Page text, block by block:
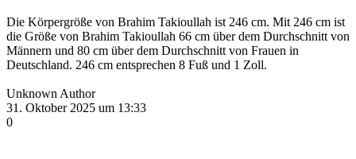
Die Körpergröße von Brahim Takioullah ist 246 cm. Mit 246 cm ist
die Größe von Brahim Takioullah 66 cm über dem Durchschnitt von
Männern und 80 cm über dem Durchschnitt von Frauen in
Deutschland. 246 cm entsprechen 8 Fuß und 1 Zoll.
Unknown Author
31. Oktober 2025 um 13:33
0